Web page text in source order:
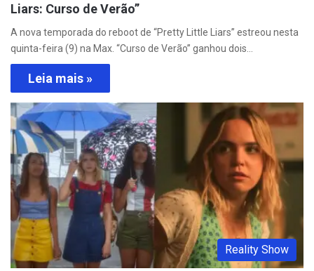
Liars: Curso de Verão”
A nova temporada do reboot de “Pretty Little Liars” estreou nesta
quinta-feira (9) na Max. “Curso de Verão” ganhou dois…
Leia mais »
Reality Show